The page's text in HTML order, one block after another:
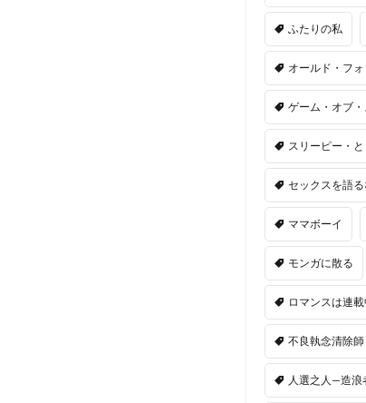
ふたりの私
オールド・フ
ゲーム・オブ
スリーピー・
セックスを語る
ママボーイ
モンガに散る
ロマンスは連載
不良執念清除師
人選之人—造浪